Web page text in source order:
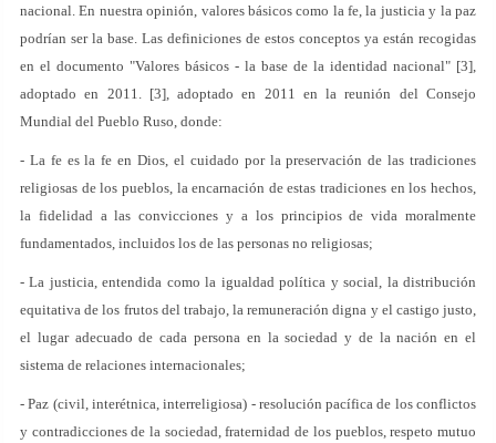
nacional. En nuestra opinión, valores básicos como la fe, la justicia y la paz
podrían ser la base. Las definiciones de estos conceptos ya están recogidas
en el documento "Valores básicos - la base de la identidad nacional" [3],
adoptado en 2011. [3], adoptado en 2011 en la reunión del Consejo
Mundial del Pueblo Ruso, donde:
- La fe es la fe en Dios, el cuidado por la preservación de las tradiciones
religiosas de los pueblos, la encarnación de estas tradiciones en los hechos,
la fidelidad a las convicciones y a los principios de vida moralmente
fundamentados, incluidos los de las personas no religiosas;
- La justicia, entendida como la igualdad política y social, la distribución
equitativa de los frutos del trabajo, la remuneración digna y el castigo justo,
el lugar adecuado de cada persona en la sociedad y de la nación en el
sistema de relaciones internacionales;
- Paz (civil, interétnica, interreligiosa) - resolución pacífica de los conflictos
y contradicciones de la sociedad, fraternidad de los pueblos, respeto mutuo